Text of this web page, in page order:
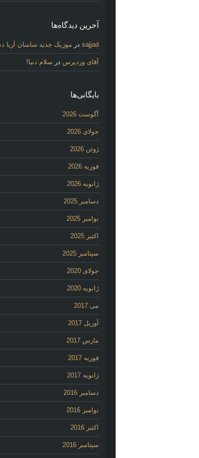
آخرین دیدگاه‌ها
sajjad در موزیک جدید ساسان آریا
آقای وردپرس در سلام دنیا!
بایگانی‌ها
آگوست 2026
جولای 2026
ژوئن 2026
فوریه 2026
ژانویه 2026
دسامبر 2025
نوامبر 2025
اکتبر 2025
سپتامبر 2025
جولای 2020
ژانویه 2020
می 2017
آوریل 2017
مارس 2017
فوریه 2017
ژانویه 2017
دسامبر 2016
نوامبر 2016
اکتبر 2016
سپتامبر 2016